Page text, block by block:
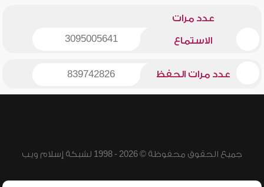
عدد مرات
الاستماع 3095005641
عدد مرات الحفظ 839742826
جميع الحقوق محفوظة © 2026 - 1998 لشبكة إسلام ويب